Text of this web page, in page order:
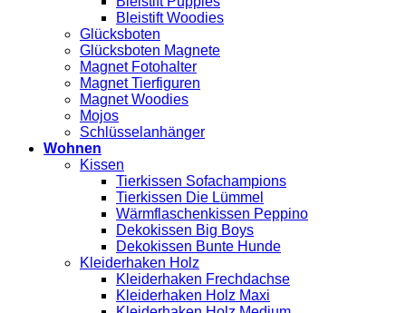
Bleistift Woodies
Glücksboten
Glücksboten Magnete
Magnet Fotohalter
Magnet Tierfiguren
Magnet Woodies
Mojos
Schlüsselanhänger
Wohnen
Kissen
Tierkissen Sofachampions
Tierkissen Die Lümmel
Wärmflaschenkissen Peppino
Dekokissen Big Boys
Dekokissen Bunte Hunde
Kleiderhaken Holz
Kleiderhaken Frechdachse
Kleiderhaken Holz Maxi